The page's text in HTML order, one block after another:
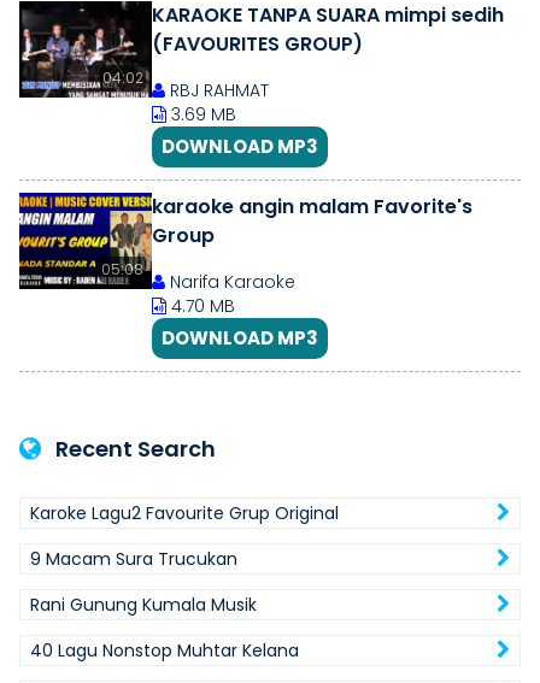
04:02
KARAOKE TANPA SUARA mimpi sedih
(FAVOURITES GROUP)
RBJ RAHMAT
3.69 MB
DOWNLOAD MP3
05:08
karaoke angin malam Favorite's
Group
Narifa Karaoke
4.70 MB
DOWNLOAD MP3
Recent Search
Karoke Lagu2 Favourite Grup Original
9 Macam Sura Trucukan
Rani Gunung Kumala Musik
40 Lagu Nonstop Muhtar Kelana